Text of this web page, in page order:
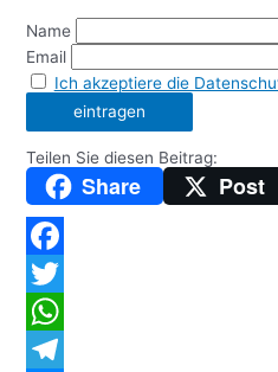
Name
Email
Ich akzeptiere die
Teilen Sie diesen Beitrag:
Share Post
Facebook
Twitter
WhatsApp